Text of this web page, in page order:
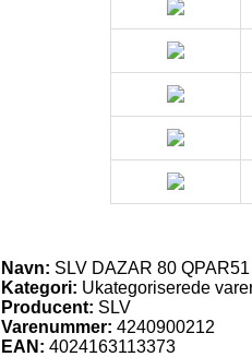
Navn: SLV DAZAR 80
Kategori: Ukategoriserede
Producent: SLV
Varenummer: 4240900212
EAN: 4024163113373